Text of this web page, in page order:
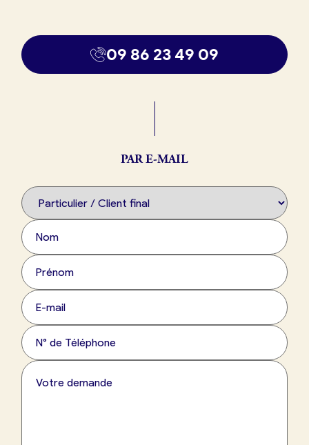
adhérer à
France
Actualités
Je crée mon compte
09 86 23 49 09
PAR E-MAIL